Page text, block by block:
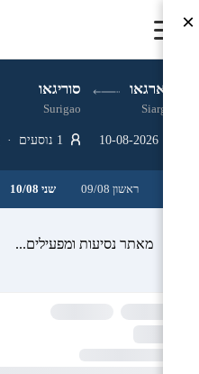
סיארגאו סוריגאו
Siargao
Surigao
ראשון 09/08 שני 10/08
מאתר נסיעות ומפעילים...
×